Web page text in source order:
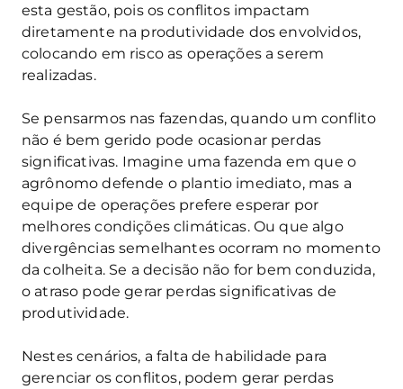
esta gestão, pois os conflitos impactam
diretamente na produtividade dos envolvidos,
colocando em risco as operações a serem
realizadas.
Se pensarmos nas fazendas, quando um conflito
não é bem gerido pode ocasionar perdas
significativas. Imagine uma fazenda em que o
agrônomo defende o plantio imediato, mas a
equipe de operações prefere esperar por
melhores condições climáticas. Ou que algo
divergências semelhantes ocorram no momento
da colheita. Se a decisão não for bem conduzida,
o atraso pode gerar perdas significativas de
produtividade.
Nestes cenários, a falta de habilidade para
gerenciar os conflitos, podem gerar perdas